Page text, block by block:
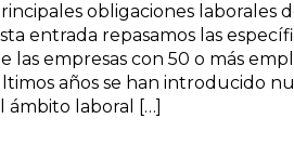
obligaciones laborales
entrada repasamos las
las empresas con 50 o más
años se han introducido
ámbito laboral […]